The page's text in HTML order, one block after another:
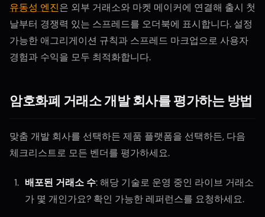
유동성 엔진은 외부 거래소와 마켓 메이커에 연결해 출시 첫
날부터 경쟁력 있는 스프레드를 오더북에 표시합니다. 설정
가능한 애그리게이션 규칙과 스프레드 마크업으로 사용자
경험과 수익을 모두 최적화합니다.
암호화폐 거래소 개발 회사를 평가하는 방법
맞춤 개발 회사를 선택하든 제품 플랫폼을 선택하든, 다음
체크리스트로 모든 벤더를 평가하세요.
배포된 거래소 수: 해당 기술로 운영 중인 라이브 거래소
가 몇 개인가요? 확인 가능한 레퍼런스를 요청하세요.